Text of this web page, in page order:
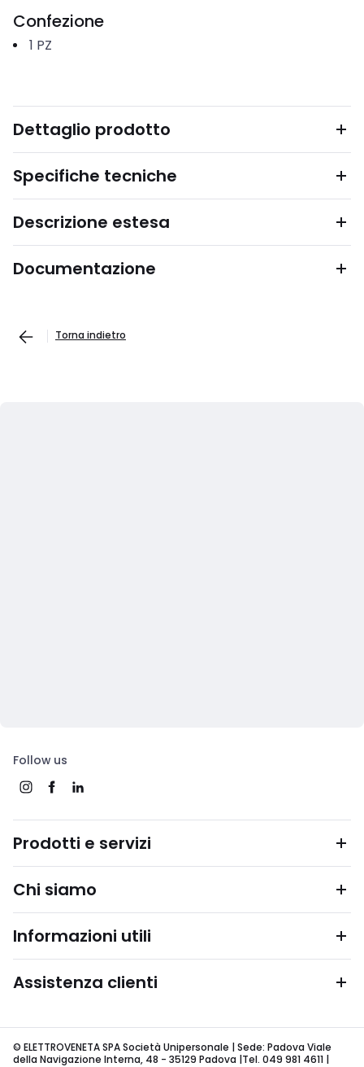
Confezione
1 PZ
Dettaglio prodotto
Specifiche tecniche
Descrizione estesa
Documentazione
Torna indietro
Follow us
Prodotti e servizi
Chi siamo
Informazioni utili
Assistenza clienti
© ELETTROVENETA SPA Società Unipersonale | Sede: Padova Viale
della Navigazione Interna, 48 - 35129 Padova |Tel. 049 981 4611 |